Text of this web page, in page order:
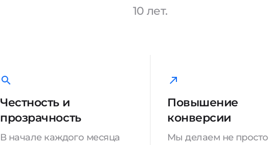
10 лет.
Честность и
прозрачность
В начале каждого месяца
Повышение
конверсии
Мы делаем не просто